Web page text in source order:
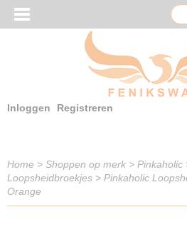
Inloggen Registreren
Home > Shoppen op merk > Pinkaholic
Loopsheidbroekjes > Pinkaholic
Orange